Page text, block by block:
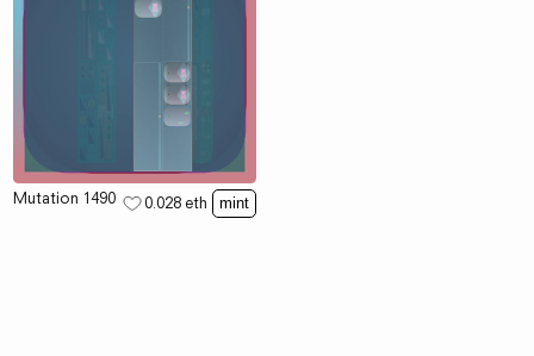
Mutation 1490 0.028 eth mint